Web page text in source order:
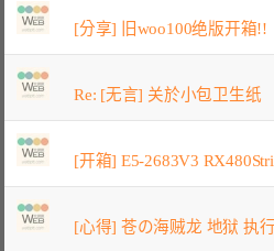
[分享] 旧woo100绝版开箱!!
Re: [无言] 关於小包卫生纸
[开箱] E5-2683V3
[心得] 苍の海贼龙 地狱 执